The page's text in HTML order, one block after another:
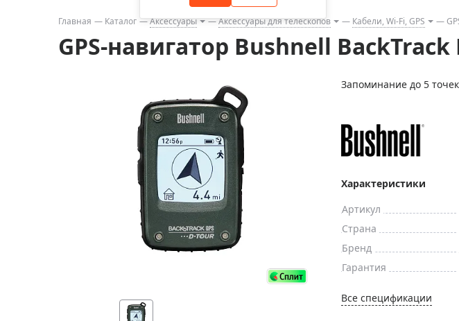
Бинокли
Зрительные трубы
Приборы ночного видения
Метеостанции, барометры, часы
Discovery (Дискавери)
Астропланетарии
Аксессуары для микроскопов
Аксессуары для зрительных труб
Аксессуары для луп
Распродажа выставочных образцов
Главная Каталог Аксессуары Аксессуары для телескопов Кабели, Wi-Fi, GPS
GPS-навигатор Bushnell BackTrack
Запоминание до 5 точек
Характеристики
Артикул
Страна
Бренд
Гарантия
Все спецификации